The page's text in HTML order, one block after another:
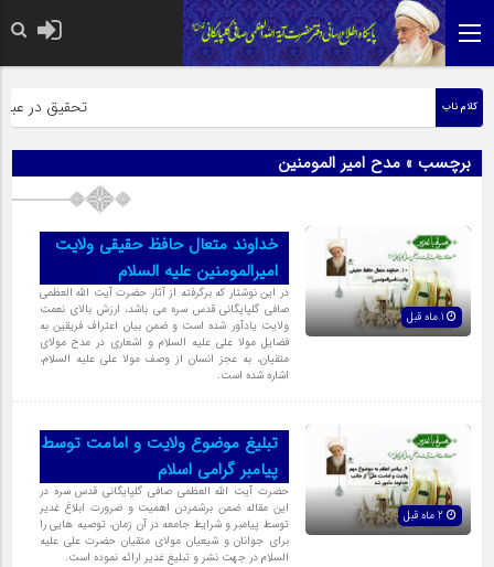
کلام ناب تحقیق در
برچسب » مدح امیر المومنین
خداوند متعال حافظ حقیقی ولایت
امیرالمومنین علیه السلام
در این نوشتار که برگرفته از آثار حضرت آیت الله العظمی
صافی گلپایگانی قدس سره می باشد، ارزش بالای نعمت
ولایت یادآور شده است و ضمن بیان اعتراف فریقین به
فضایل مولا علی علیه السلام و اشعاری در مدح مولای
متقیان، به عجز انسان از وصف مولا علی علیه السلام،
اشاره شده است.
تبلیغ موضوع ولایت و امامت توسط
پیامبر گرامی اسلام
حضرت آیت الله العظمی صافی گلپایگانی قدس سره در
این مقاله ضمن برشمردن اهمیت و ضرورت ابلاغ غدیر
توسط پیامبر و شرایط جامعه در آن زمان، توصیه هایی را
برای جوانان و شیعیان مولای متقیان حضرت علی علیه
السلام در جهت نشر و تبلیغ غدیر ارائه نموده است.